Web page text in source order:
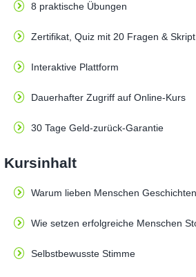
8 praktische Übungen
Zertifikat, Quiz mit 20 Fragen & Skript
Interaktive Plattform
Dauerhafter Zugriff auf Online-Kurs
30 Tage Geld-zurück-Garantie
Kursinhalt
Warum lieben Menschen
Wie setzen erfolgreiche Menschen
Selbstbewusste Stimme